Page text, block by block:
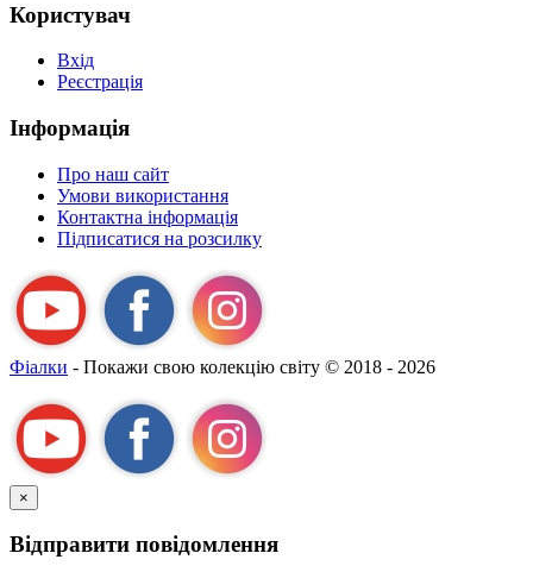
Давно
додані
За
назвою А-
Я
назвою Я-
Користувач
Вхід
Реєстрація
Інформація
Про наш сайт
Умови використання
Контактна інформація
Підписатися на розсилку
Фіалки - Покажи свою колекцію світу © 2018 - 2026
×
Відправити повідомлення